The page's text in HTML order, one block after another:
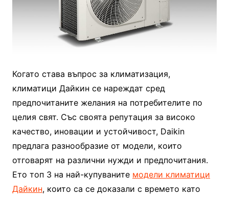
Когато става въпрос за климатизация,
климатици Дайкин се нареждат сред
предпочитаните желания на потребителите по
целия свят. Със своята репутация за високо
качество, иновации и устойчивост, Daikin
предлага разнообразие от модели, които
отговарят на различни нужди и предпочитания.
Ето топ 3 на най-купуваните модели климатици
Дайкин, които са се доказали с времето като